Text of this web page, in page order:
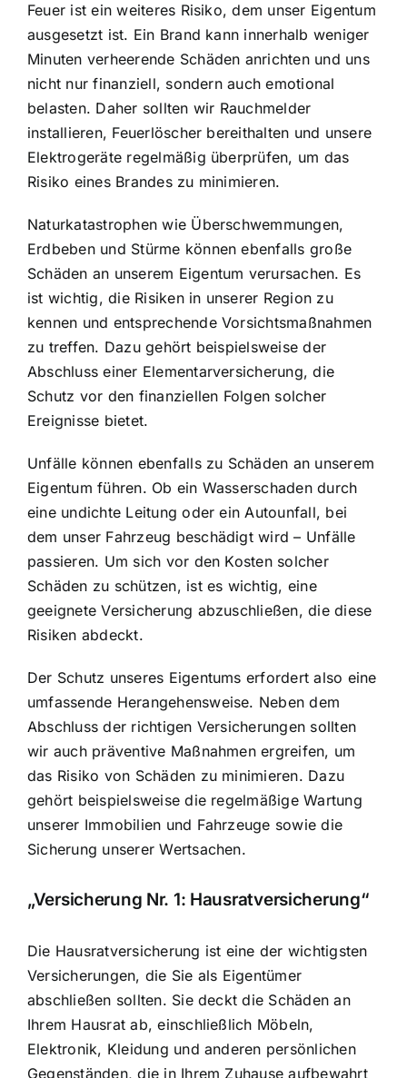
Feuer ist ein weiteres Risiko, dem unser Eigentum
ausgesetzt ist. Ein Brand kann innerhalb weniger
Minuten verheerende Schäden anrichten und uns
nicht nur finanziell, sondern auch emotional
belasten. Daher sollten wir Rauchmelder
installieren, Feuerlöscher bereithalten und unsere
Elektrogeräte regelmäßig überprüfen, um das
Risiko eines Brandes zu minimieren.
Naturkatastrophen wie Überschwemmungen,
Erdbeben und Stürme können ebenfalls große
Schäden an unserem Eigentum verursachen. Es
ist wichtig, die Risiken in unserer Region zu
kennen und entsprechende Vorsichtsmaßnahmen
zu treffen. Dazu gehört beispielsweise der
Abschluss einer Elementarversicherung, die
Schutz vor den finanziellen Folgen solcher
Ereignisse bietet.
Unfälle können ebenfalls zu Schäden an unserem
Eigentum führen. Ob ein Wasserschaden durch
eine undichte Leitung oder ein Autounfall, bei
dem unser Fahrzeug beschädigt wird – Unfälle
passieren. Um sich vor den Kosten solcher
Schäden zu schützen, ist es wichtig, eine
geeignete Versicherung abzuschließen, die diese
Risiken abdeckt.
Der Schutz unseres Eigentums erfordert also eine
umfassende Herangehensweise. Neben dem
Abschluss der richtigen Versicherungen sollten
wir auch präventive Maßnahmen ergreifen, um
das Risiko von Schäden zu minimieren. Dazu
gehört beispielsweise die regelmäßige Wartung
unserer Immobilien und Fahrzeuge sowie die
Sicherung unserer Wertsachen.
„Versicherung Nr. 1: Hausratversicherung“
Die Hausratversicherung ist eine der wichtigsten
Versicherungen, die Sie als Eigentümer
abschließen sollten. Sie deckt die Schäden an
Ihrem Hausrat ab, einschließlich Möbeln,
Elektronik, Kleidung und anderen persönlichen
Gegenständen, die in Ihrem Zuhause aufbewahrt